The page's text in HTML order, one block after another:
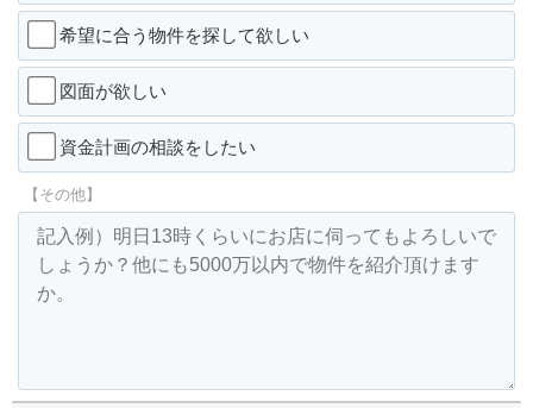
希望に合う物件を探して欲しい
図面が欲しい
資金計画の相談をしたい
【その他】